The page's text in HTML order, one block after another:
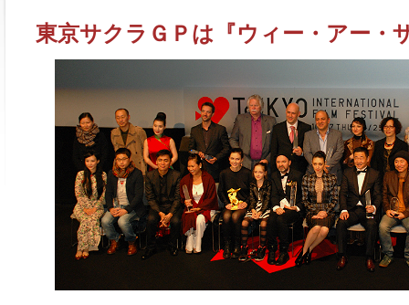
東京サクラＧＰは『ウィー・アー・